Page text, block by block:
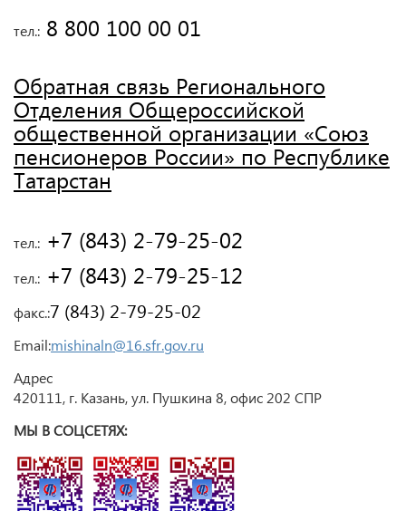
тел.: 8 800 100 00 01
Обратная связь Регионального
Отделения Общероссийской
общественной организации «Союз
пенсионеров России» по Республике
Татарстан
тел.: +7 (843) 2-79-25-02
тел.: +7 (843) 2-79-25-12
факс.:7 (843) 2-79-25-02
Email:mishinaln@16.sfr.gov.ru
Адрес
420111, г. Казань, ул. Пушкина 8, офис 202 СПР
МЫ В СОЦСЕТЯХ: